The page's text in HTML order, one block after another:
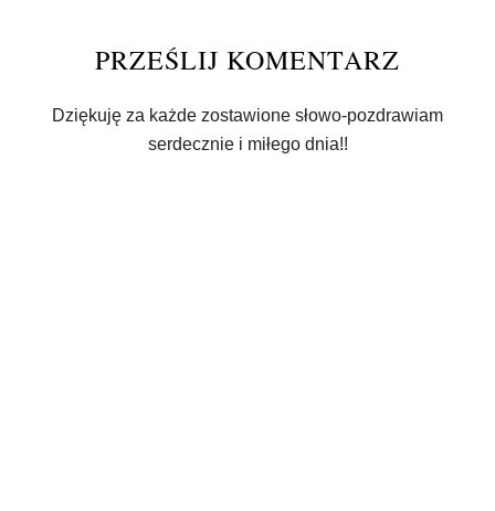
PRZEŚLIJ KOMENTARZ
Dziękuję za każde zostawione słowo-pozdrawiam
serdecznie i miłego dnia!!